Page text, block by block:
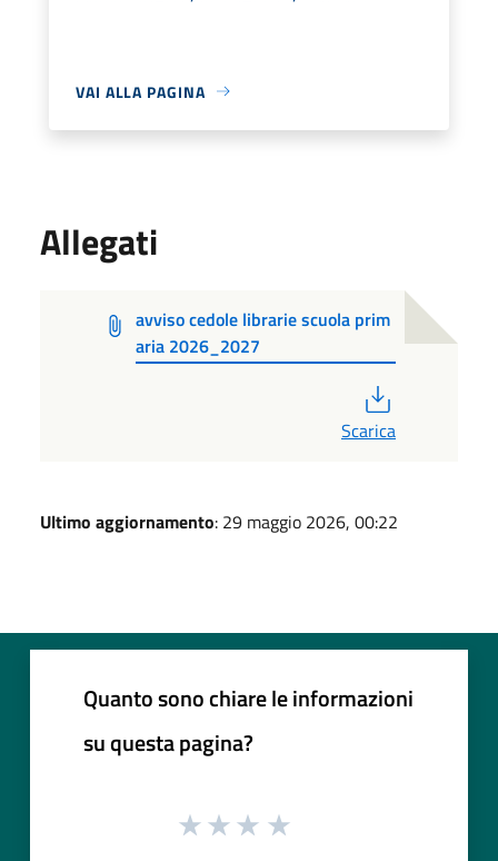
VAI ALLA PAGINA
Allegati
avviso cedole librarie scuola prim
aria 2026_2027
Scarica
Ultimo aggiornamento: 29 maggio 2026, 00:22
Quanto sono chiare le informazioni
su questa pagina?